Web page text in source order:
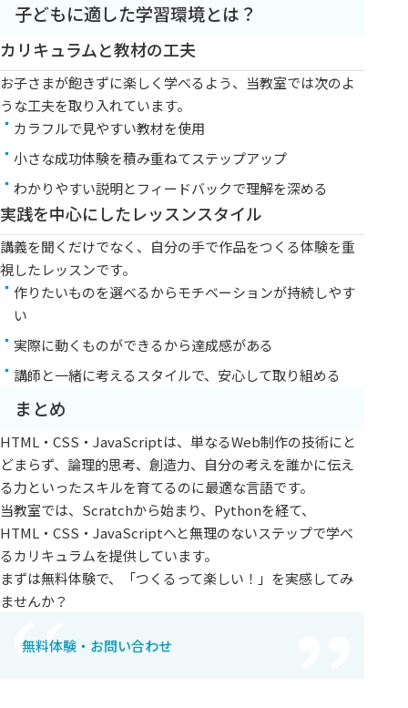
子どもに適した学習環境とは？
カリキュラムと教材の工夫
お子さまが飽きずに楽しく学べるよう、当教室では次のよ
うな工夫を取り入れています。
カラフルで見やすい教材を使用
小さな成功体験を積み重ねてステップアップ
わかりやすい説明とフィードバックで理解を深める
実践を中心にしたレッスンスタイル
講義を聞くだけでなく、自分の手で作品をつくる体験を重
視したレッスンです。
作りたいものを選べるからモチベーションが持続しやす
い
実際に動くものができるから達成感がある
講師と一緒に考えるスタイルで、安心して取り組める
まとめ
HTML・CSS・JavaScriptは、単なるWeb制作の技術にと
どまらず、論理的思考、創造力、自分の考えを誰かに伝え
る力といったスキルを育てるのに最適な言語です。
当教室では、Scratchから始まり、Pythonを経て、
HTML・CSS・JavaScriptへと無理のないステップで学べ
るカリキュラムを提供しています。
まずは無料体験で、「つくるって楽しい！」を実感してみ
ませんか？
無料体験・お問い合わせ